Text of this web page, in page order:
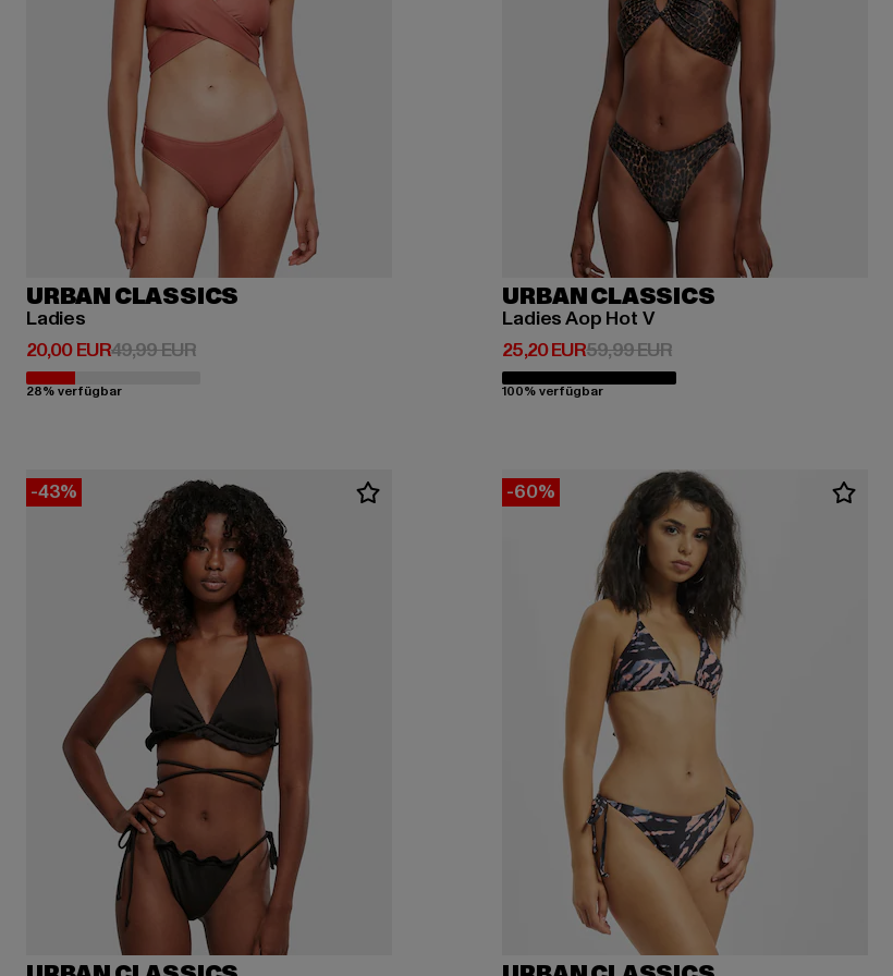
URBAN CLASSICS
Ladies
20,00 EUR
Derzeitiger Preis: 20,00 EUR
49,99 EURAktionspreis: 49,99 EUR
28% verfügbar
URBAN CLASSICS
Ladies Aop Hot V
25,20 EUR
Derzeitiger Preis: 25,20 EUR
59,99 EURAktionspreis: 59,99 EUR
100% verfügbar
-43% -60%